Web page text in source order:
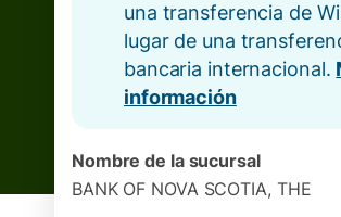
una transferencia de
lugar de una
bancaria internacional.
información
Nombre de la sucursal
BANK OF NOVA SCOTIA, THE